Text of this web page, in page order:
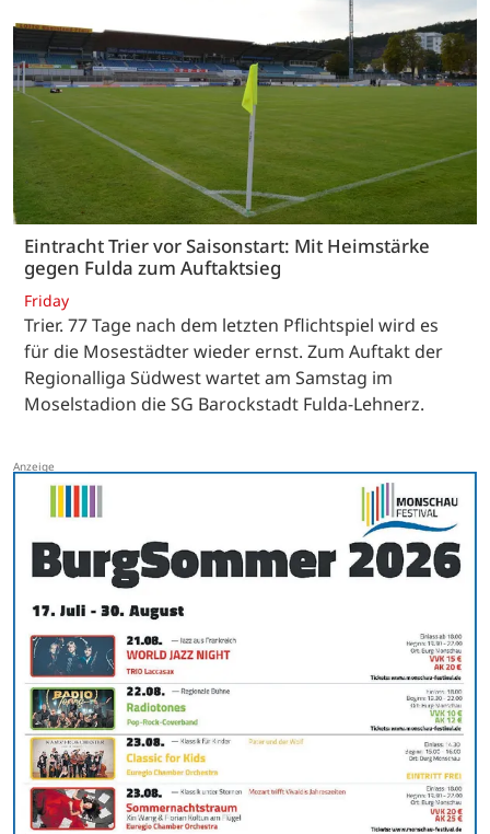
Eintracht Trier vor Saisonstart: Mit Heimstärke
gegen Fulda zum Auftaktsieg
Friday
Trier. 77 Tage nach dem letzten Pflichtspiel wird es
für die Mosestädter wieder ernst. Zum Auftakt der
Regionalliga Südwest wartet am Samstag im
Moselstadion die SG Barockstadt Fulda-Lehnerz.